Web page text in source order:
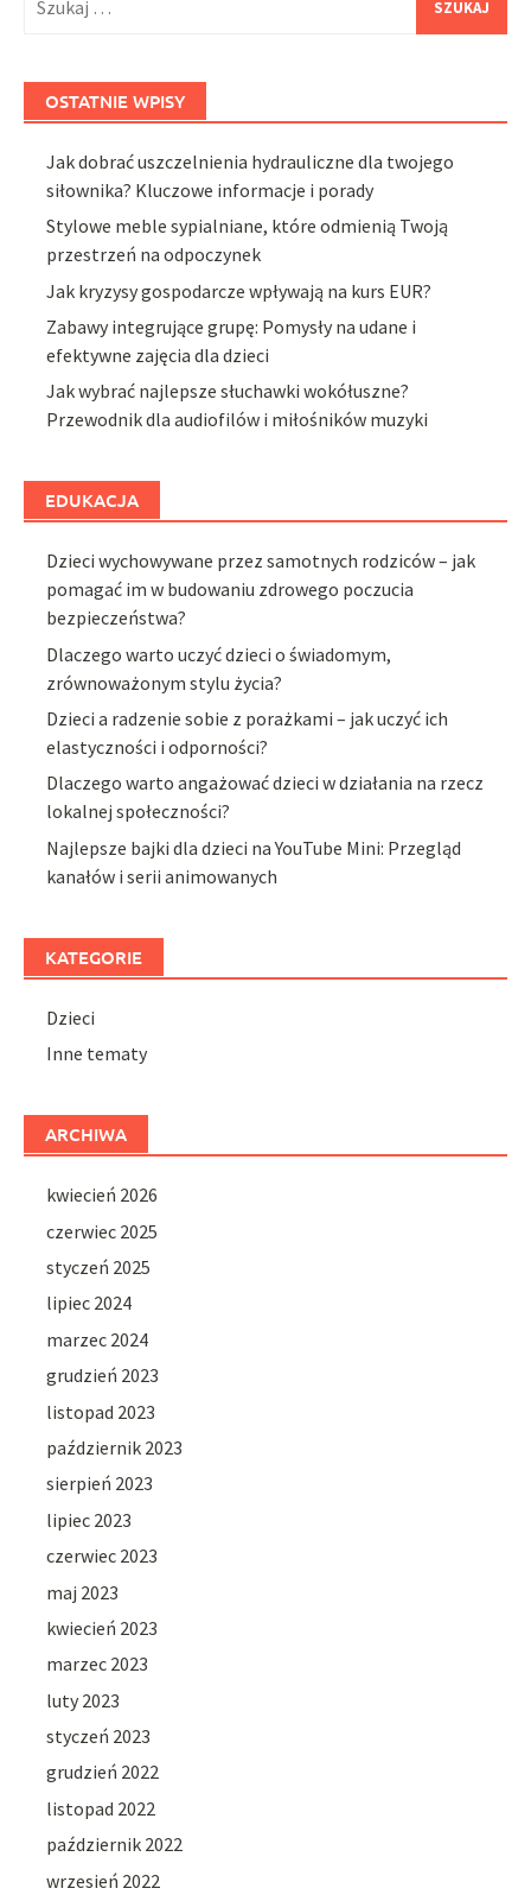
OSTATNIE WPISY
Jak dobrać uszczelnienia hydrauliczne dla twojego
siłownika? Kluczowe informacje i porady
Stylowe meble sypialniane, które odmienią Twoją
przestrzeń na odpoczynek
Jak kryzysy gospodarcze wpływają na kurs EUR?
Zabawy integrujące grupę: Pomysły na udane i
efektywne zajęcia dla dzieci
Jak wybrać najlepsze słuchawki wokółuszne?
Przewodnik dla audiofilów i miłośników muzyki
EDUKACJA
Dzieci wychowywane przez samotnych rodziców – jak
pomagać im w budowaniu zdrowego poczucia
bezpieczeństwa?
Dlaczego warto uczyć dzieci o świadomym,
zrównoważonym stylu życia?
Dzieci a radzenie sobie z porażkami – jak uczyć ich
elastyczności i odporności?
Dlaczego warto angażować dzieci w działania na rzecz
lokalnej społeczności?
Najlepsze bajki dla dzieci na YouTube Mini: Przegląd
kanałów i serii animowanych
KATEGORIE
Dzieci
Inne tematy
ARCHIWA
kwiecień 2026
czerwiec 2025
styczeń 2025
lipiec 2024
marzec 2024
grudzień 2023
listopad 2023
październik 2023
sierpień 2023
lipiec 2023
czerwiec 2023
maj 2023
kwiecień 2023
marzec 2023
luty 2023
styczeń 2023
grudzień 2022
listopad 2022
październik 2022
wrzesień 2022